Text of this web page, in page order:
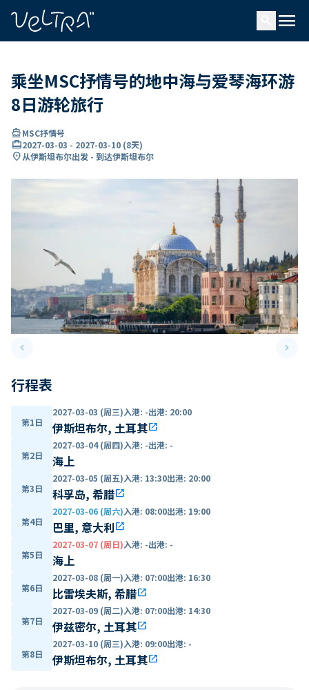
menu
乘坐MSC抒情号的地中海与爱琴海环游
8日游轮旅行
directions_boatMSC抒情号
card_travel2027-03-03 - 2027-03-10 (8天)
location_on从伊斯坦布尔出发 - 到达伊斯坦布尔
keyboard_arrow_leftPrevious slide keyboard_arrow_right
行程表
第1日
2027-03-03 (周三)入港: -出港: 20:00
伊斯坦布尔, 土耳其open_in_new
第2日
2027-03-04 (周四)入港: -出港: -
海上
第3日
2027-03-05 (周五)入港: 13:30出港: 20:00
科孚岛, 希腊open_in_new
第4日
2027-03-06 (周六)入港: 08:00出港: 19:00
巴里, 意大利open_in_new
第5日
2027-03-07 (周日)入港: -出港: -
海上
第6日
2027-03-08 (周一)入港: 07:00出港: 16:30
比雷埃夫斯, 希腊open_in_new
第7日
2027-03-09 (周二)入港: 07:00出港: 14:30
伊兹密尔, 土耳其open_in_new
第8日
2027-03-10 (周三)入港: 09:00出港: -
伊斯坦布尔, 土耳其open_in_new